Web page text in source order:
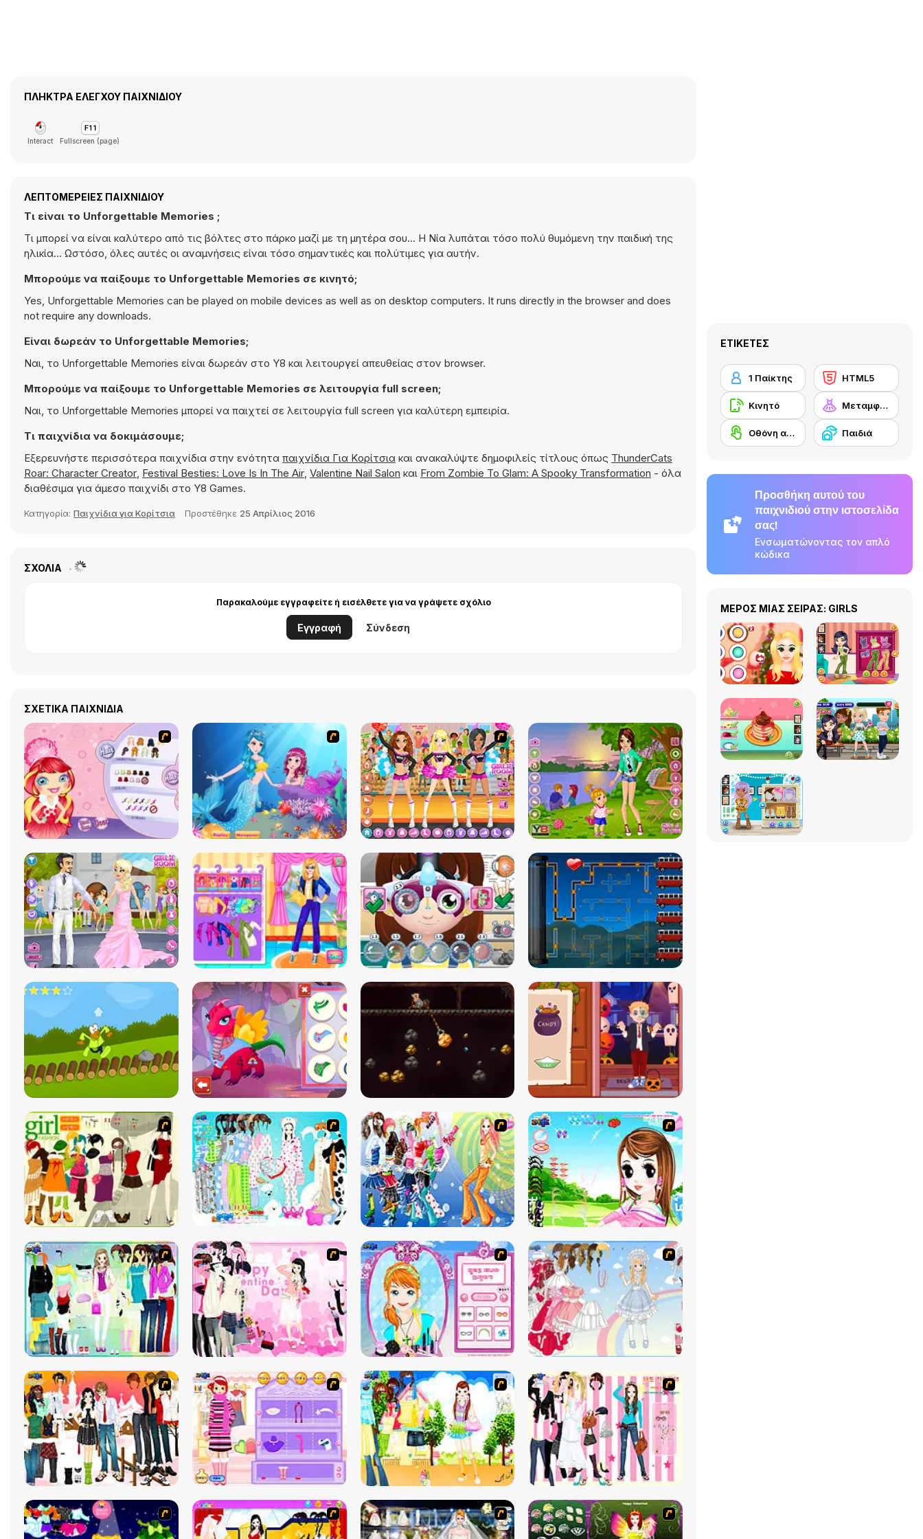
ΠΛΉΚΤΡΑ ΕΛΈΓΧΟΥ ΠΑΙΧΝΙΔΙΟΎ
Interact Fullscreen (page)
ΛΕΠΤΟΜΈΡΕΙΕΣ ΠΑΙΧΝΙΔΙΟΎ
Τι είναι το Unforgettable Memories ;
Τι μπορεί να είναι καλύτερο από τις βόλτες στο πάρκο μαζί με τη μητέρα σου... Η Νία λυπάται τόσο πολύ θυμόμενη την παιδική της
ηλικία... Ωστόσο, όλες αυτές οι αναμνήσεις είναι τόσο σημαντικές και πολύτιμες για αυτήν.
Μπορούμε να παίξουμε το Unforgettable Memories σε κινητό;
Yes, Unforgettable Memories can be played on mobile devices as well as on desktop computers. It runs directly in the browser and does
not require any downloads.
Είναι δωρεάν το Unforgettable Memories;
Ναι, το Unforgettable Memories είναι δωρεάν στο Y8 και λειτουργεί απευθείας στον browser.
Μπορούμε να παίξουμε το Unforgettable Memories σε λειτουργία full screen;
Ναι, το Unforgettable Memories μπορεί να παιχτεί σε λειτουργία full screen για καλύτερη εμπειρία.
Τι παιχνίδια να δοκιμάσουμε;
Εξερευνήστε περισσότερα παιχνίδια στην ενότητα παιχνίδια Για Kορίτσια και ανακαλύψτε δημοφιλείς τίτλους όπως ThunderCats
Roar: Character Creator, Festival Besties: Love Is In The Air, Valentine Nail Salon και From Zombie To Glam: A Spooky Transformation - όλα
διαθέσιμα για άμεσο παιχνίδι στο Y8 Games.
Κατηγορία: Παιχνίδια για Κορίτσια Προστέθηκε 25 Απρίλιος 2016
ΣΧΌΛΙΑ
Παρακαλούμε εγγραφείτε ή εισέλθετε για να γράψετε σχόλιο
Εγγραφή Σύνδεση
ΣΧΕΤΙΚΆ ΠΑΙΧΝΊΔΙΑ
ΕΤΙΚΈΤΕΣ
1 Παίκτης HTML5
Κινητό Μεταμφίεση
Οθόνη αφής Παιδιά
Προσθήκη αυτού του
παιχνιδιού στην ιστοσελίδα
σας!
Ενσωματώνοντας τον απλό
κώδικα
ΜΕΡΟΣ ΜΙΑΣ ΣΕΙΡΑΣ: GIRLS